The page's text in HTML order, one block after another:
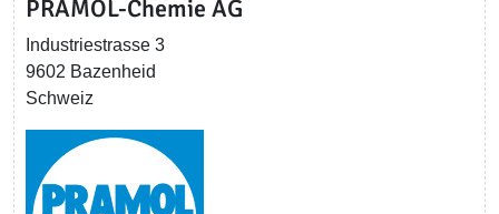
PRAMOL-Chemie AG
Industriestrasse 3
9602 Bazenheid
Schweiz